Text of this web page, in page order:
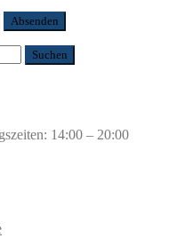
14:00 – 20:00